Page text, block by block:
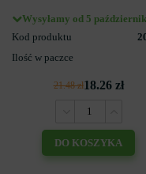
Wysyłamy od 5
Kod produktu
Ilość w paczce
21.48 zł18.26 zł
DO KOSZYKA